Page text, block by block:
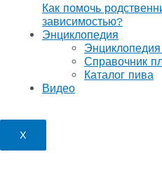
Как помочь
зависимостью?
Энциклопедия
Справочник
Каталог пива
Видео
X